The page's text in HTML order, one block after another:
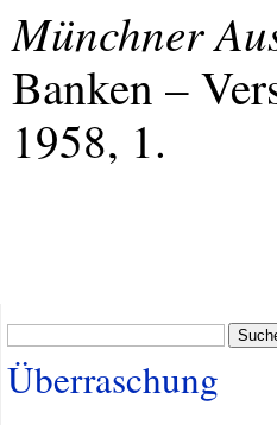
Münchner
Banken –
1958, 1.
Überraschung